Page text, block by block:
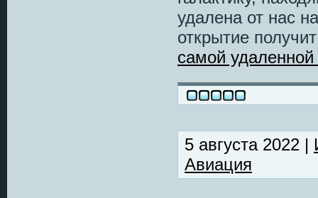
удалена от нас
открытие
самой удаленной
5 августа 2022 |
Авиация